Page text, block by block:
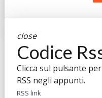
close
Codice
Clicca sul pulsante
RSS negli appunti.
RSS link